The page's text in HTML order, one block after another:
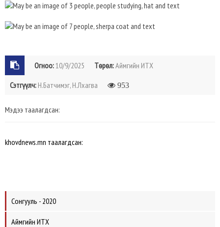
Огноо:10/9/2025 Төрөл:Аймгийн ИТХ
Сэтгүүлч: Н.Батчимэг, Н.Лхагва 953
Мэдээ таалагдсан:
khovdnews.mn таалагдсан:
Сонгууль - 2020
Аймгийн ИТХ